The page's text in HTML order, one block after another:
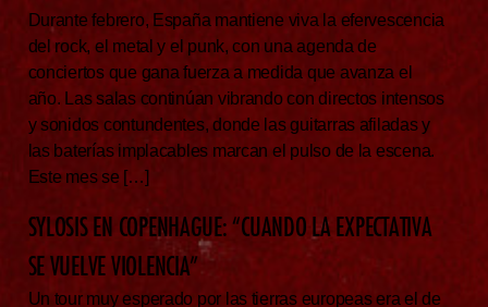
Durante febrero, España mantiene viva la efervescencia
del rock, el metal y el punk, con una agenda de
conciertos que gana fuerza a medida que avanza el
año. Las salas continúan vibrando con directos intensos
y sonidos contundentes, donde las guitarras afiladas y
las baterías implacables marcan el pulso de la escena.
Este mes se […]
SYLOSIS EN COPENHAGUE: “CUANDO LA EXPECTATIVA
SE VUELVE VIOLENCIA”
Un tour muy esperado por las tierras europeas era el de